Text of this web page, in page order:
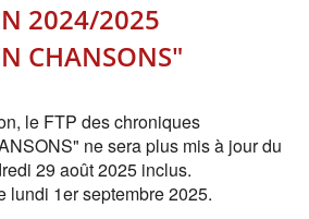
2024/2025
CHANSONS"
le FTP des chroniques
ne sera plus mis à jour du
29 août 2025 inclus.
lundi 1er septembre 2025.